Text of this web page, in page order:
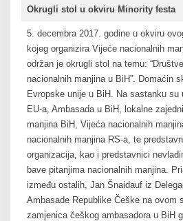
Okrugli stol u okviru Minority festa
5. decembra 2017. godine u okviru
kojeg organizira Vijeće nacionalnih
održan je okrugli stol na temu:
nacionalnih manjina u BiH”. Domaćin
Evropske unije u BiH. Na sastanku su
EU-a, Ambasada u BiH, lokalne
manjina BiH, Vijeća nacionalnih
nacionalnih manjina RS-a, te
organizacija, kao i predstavnici
bave pitanjima nacionalnih manjina.
između ostalih, Jan Šnaidauf iz
Ambasade Republike Češke na ovom
zamjenica češkog ambasadora u BiH